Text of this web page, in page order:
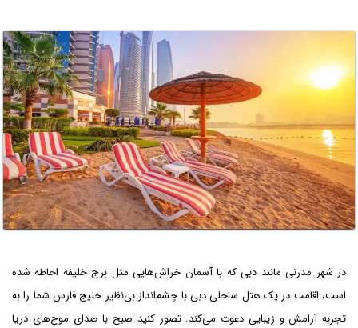
در شهر مدرنی مانند دبی که با آسمان خراش‌هایی مثل برج خلیفه احاطه شده
است، اقامت در یک هتل ساحلی دبی با چشم‌انداز بی‌نظیر خلیج فارس شما را به
تجربه آرامش و زیبایی دعوت می‌کند. تصور کنید صبح با صدای موج‌های دریا